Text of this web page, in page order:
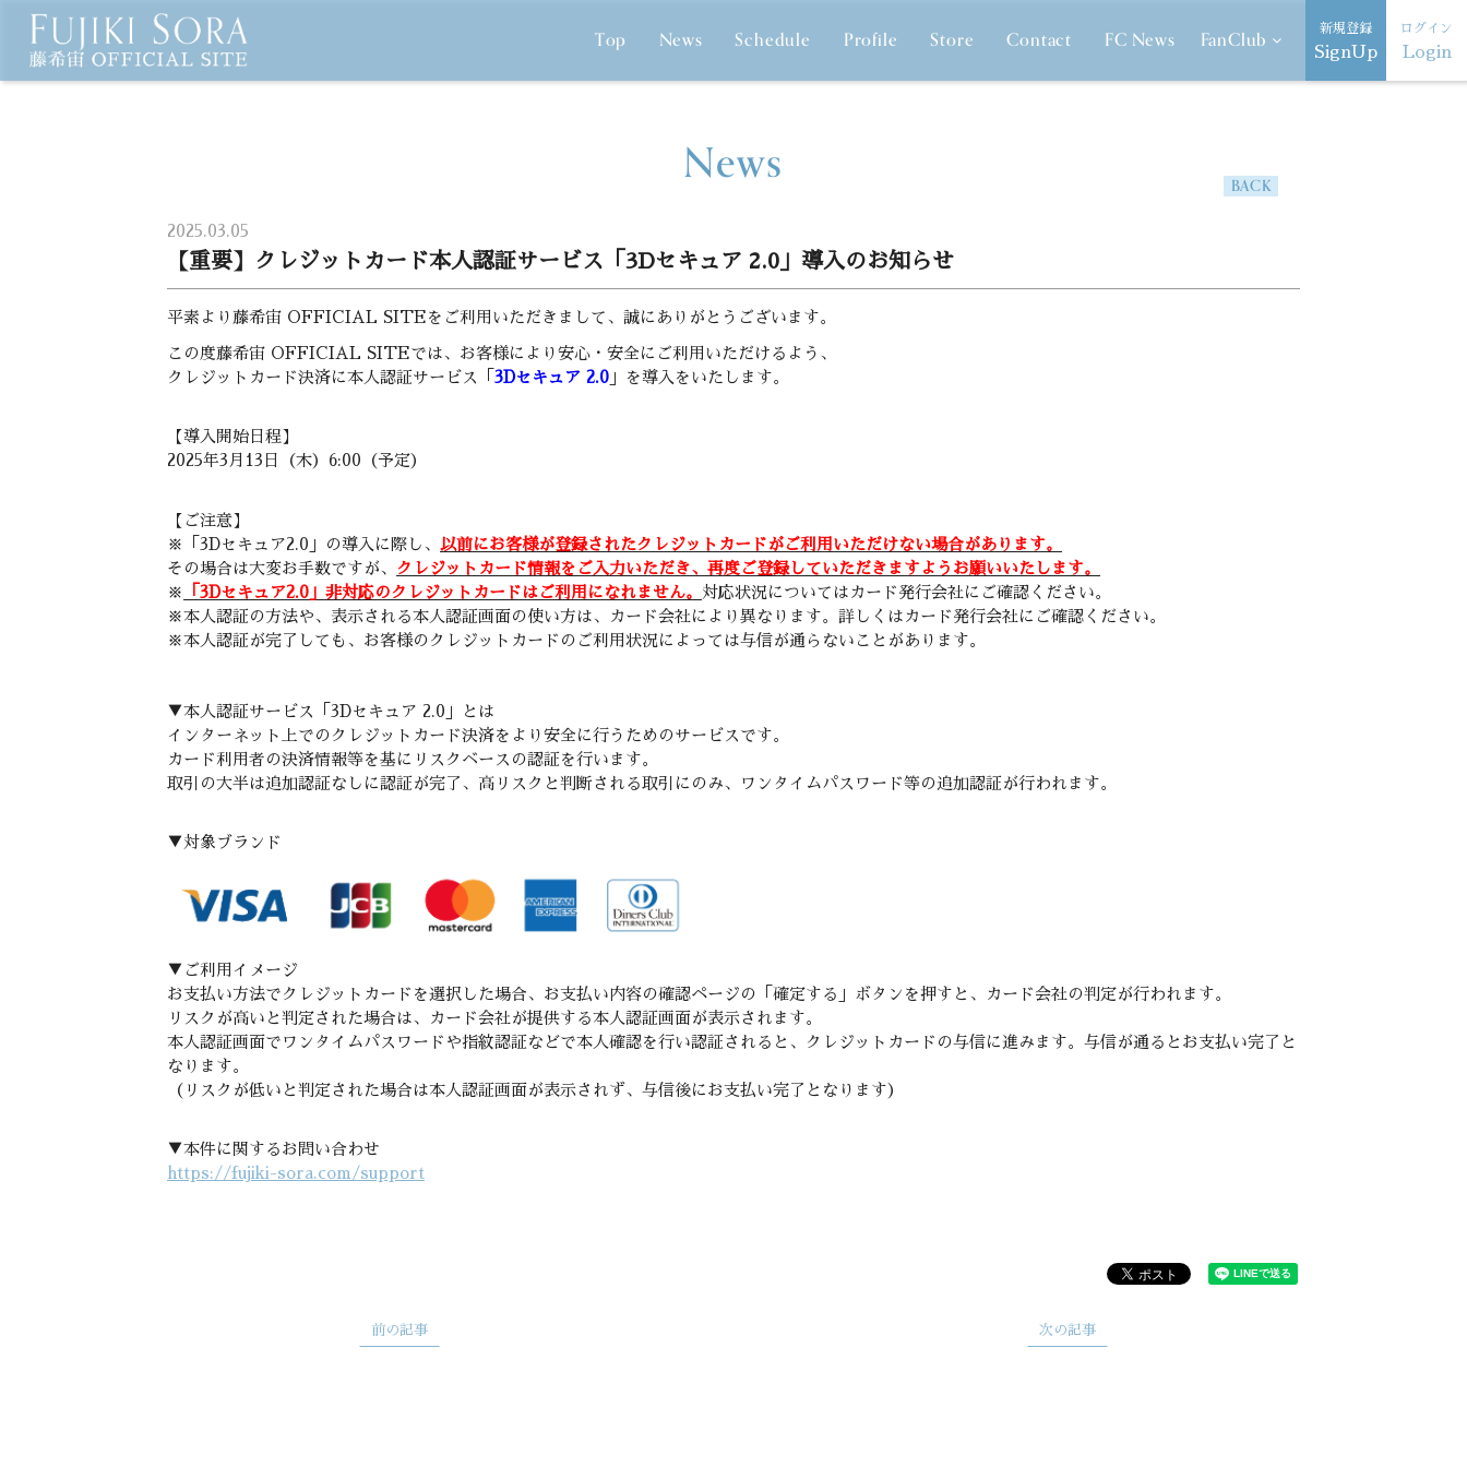
Top News Schedule Profile Store Contact FC News FanClub 新規登録
SignUp
ログイン
Login
News BACK
2025.03.05
【重要】クレジットカード本人認証サービス「3Dセキュア 2.0」導入のお知らせ
平素より藤希宙 OFFICIAL SITEをご利用いただきまして、誠にありがとうございます。
この度藤希宙 OFFICIAL SITEでは、お客様により安心・安全にご利用いただけるよう、
クレジットカード決済に本人認証サービス「 3Dセキュア 2.0 」を導入をいたします。
【導入開始日程】
2025年3月13日（木）6:00（予定）
【ご注意】
※「3Dセキュア2.0」の導入に際し、
以前にお客様が登録されたクレジットカードがご利用いただけない場合があります。
その場合は大変お手数ですが、
クレジットカード情報をご入力いただき、再度ご登録していただきますようお願いいたします。
※
「3Dセキュア2.0」非対応のクレジットカードはご利用になれません。 対応状況についてはカード発行会社にご確認ください。
※本人認証の方法や、表示される本人認証画面の使い方は、カード会社により異なります。詳しくはカード発行会社にご確認ください。
※本人認証が完了しても、お客様のクレジットカードのご利用状況によっては与信が通らないことがあります。
▼本人認証サービス「3Dセキュア 2.0」とは
インターネット上でのクレジットカード決済をより安全に行うためのサービスです。
カード利用者の決済情報等を基にリスクベースの認証を行います。
取引の大半は追加認証なしに認証が完了、高リスクと判断される取引にのみ、ワンタイムパスワード等の追加認証が行われます。
▼対象ブランド
▼ご利用イメージ
お支払い方法でクレジットカードを選択した場合、お支払い内容の確認ページの「確定する」ボタンを押すと、カード会社の判定が行われます。
リスクが高いと判定された場合は、カード会社が提供する本人認証画面が表示されます。
本人認証画面でワンタイムパスワードや指紋認証などで本人確認を行い認証されると、クレジットカードの与信に進みます。与信が通るとお支払い完了と
なります。
（リスクが低いと判定された場合は本人認証画面が表示されず、与信後にお支払い完了となります）
▼本件に関するお問い合わせ
https://fujiki-sora.com/support
次の記事
前の記事